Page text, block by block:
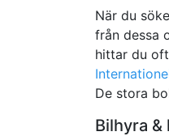
När du
från dessa
hittar du
De stora
Bilhyra